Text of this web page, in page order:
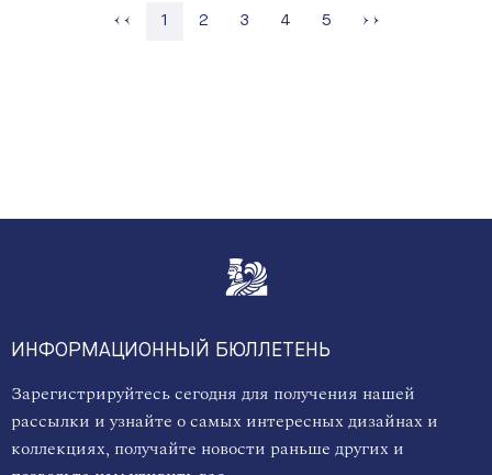
1 Страница
2 Страница
3 Страница
4 Страница
5
ИНФОРМАЦИОННЫЙ БЮЛЛЕТЕНЬ
Зарегистрируйтесь сегодня для получения нашей
рассылки и узнайте о самых интересных дизайнах и
коллекциях, получайте новости раньше других и